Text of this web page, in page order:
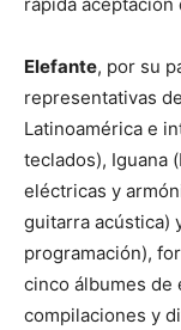
Elefante, por su
representativas
Latinoamérica e
teclados), Iguana
eléctricas y
guitarra acústica)
programación),
cinco álbumes de
compilaciones y